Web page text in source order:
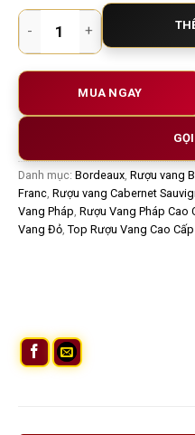
Rượu Vang Pháp Chateau
MUA NGAY
Danh mục: Bordeaux, Rượu vang
Franc, Rượu vang Cabernet
Vang Pháp, Rượu Vang Pháp Cao
Vang Đỏ, Top Rượu Vang Cao Cấp